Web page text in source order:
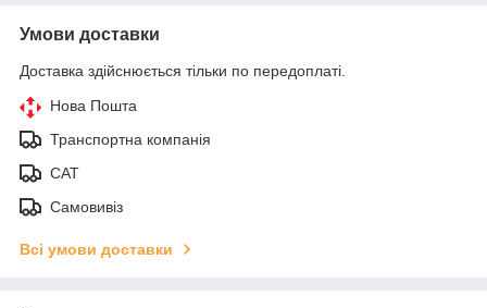
Умови доставки
Доставка здійснюється тільки по передоплаті.
Нова Пошта
Транспортна компанія
САТ
Самовивіз
Всі умови доставки